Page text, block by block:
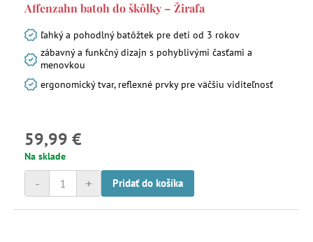
Affenzahn batoh do škôlky – Žirafa
ľahký a pohodlný batôžtek pre deti od 3 rokov
zábavný a funkčný dizajn s pohyblivými časťami a
menovkou
ergonomický tvar, reflexné prvky pre väčšiu viditeľnosť
59,99 €
Na sklade
+
- Pridať do košíka